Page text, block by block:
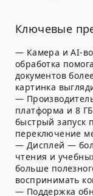
Ключевые
— Камера и AI-
обработка
документов
картинка
—
платформа и 8
быстрый запуск
переключение
— Дисплей —
чтения и
больше
воспринимать
— Поддержка